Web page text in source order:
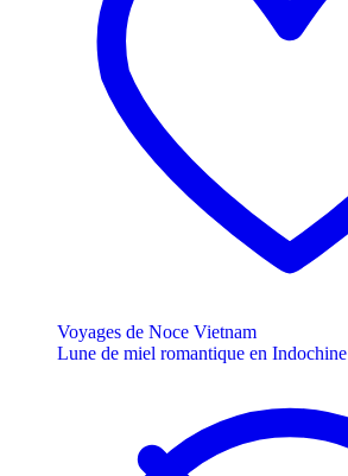
Voyages de Noce Vietnam
Lune de miel romantique en Indochine